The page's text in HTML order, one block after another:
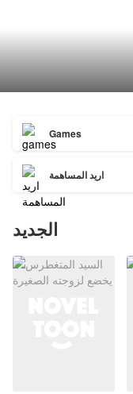
Games
اريد المساهمة
الجديد